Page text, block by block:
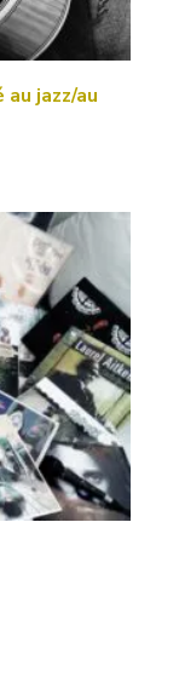
jazz/au